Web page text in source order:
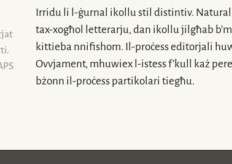
Irridu li l-ġurnal ikollu stil distintiv.
tax-xogħol letterarju, dan ikollu jilgħab
kittieba nnifishom. Il-proċesseditorjali
Ovvjament, mhuwiex l-istessf’kull każ
bżonn il-proċess partikolari tiegħu.